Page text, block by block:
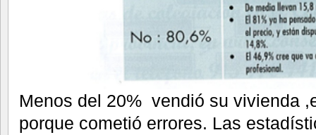
Menos del 20% vendió su vivienda
porque cometió errores. Las